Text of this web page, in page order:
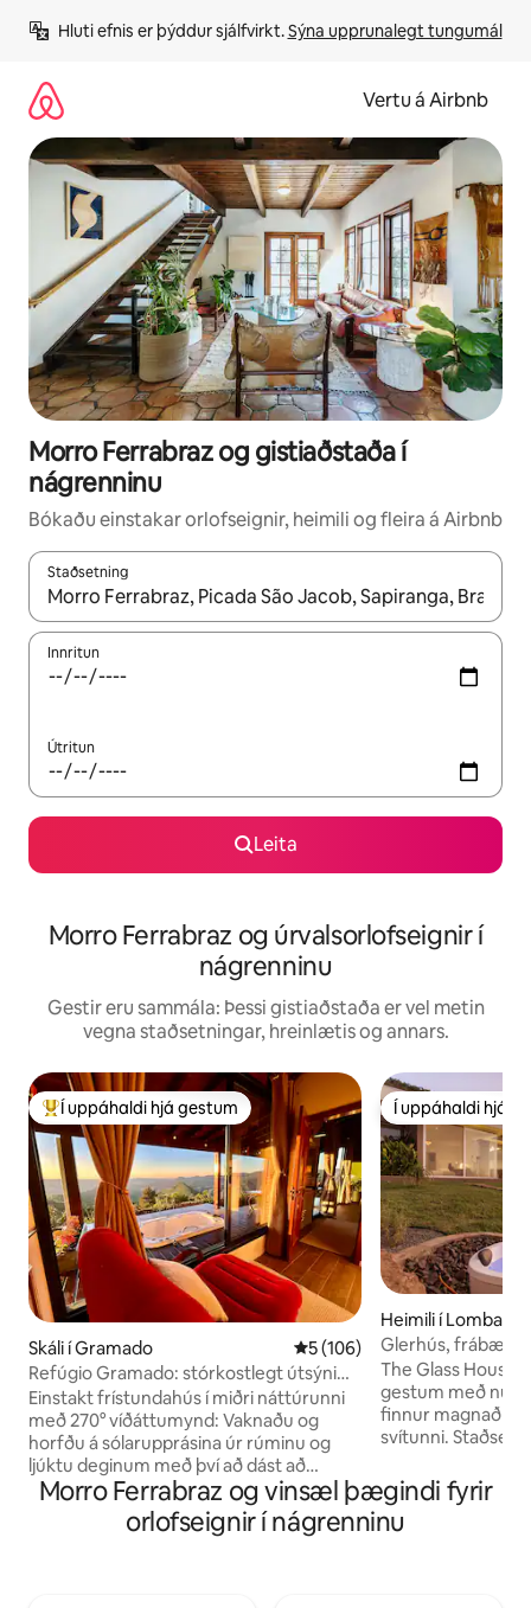
beint
Hluti efnis er þýddur sjálfvirkt. Sýna upprunalegt tungumál
Vertu á Airbnb
Morro Ferrabraz og gistiaðstaða í
nágrenninu
Bókaðu einstakar orlofseignir, heimili og fleira á Airbnb
Staðsetning
Þegar niðurstöður liggja fyrir skaltu nota upp og niður
Innritun
Útritun
Leita
Morro Ferrabraz og úrvalsorlofseignir í
nágrenninu
Gestir eru sammála: Þessi gistiaðstaða er vel metin
vegna staðsetningar, hreinlætis og annars.
Í mestu uppáhaldi hjá gestum
Í uppáhaldi hjá gestum
Skáli í Gramado 5 af 5 í meðaleinkunn, 106
5 (106)
Refúgio Gramado: stórkostlegt útsýni
yfir Serra Gaúcha
Einstakt frístundahús í miðri náttúrunni
með 270° víðáttumynd: Vaknaðu og
horfðu á sólarupprásina úr rúminu og
ljúktu deginum með því að dást að
sólarlaginu á gólfinu við arininn. Skáli með
arni og heitum potti fyrir augnablik
fullkominna þæginda. Svefnherbergið er
Í uppáhaldi hjá
Í uppáhaldi hjá
Heimili í Lomba
o Hamburgo
Glerhús, frábært
mín. flugvöllur
The Glass House
gestum með
finnur magnað
svítunni. Staðsett
vötnum. Hágæða
bauna
stofa með
Morro Ferrabraz og vinsæl þægindi fyrir
orlofseignir í nágrenninu